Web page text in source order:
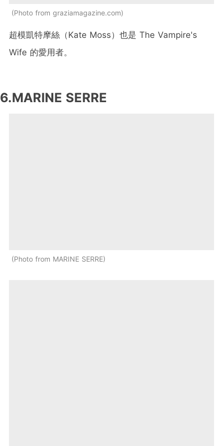
Photo from graziamagazine.com
超模凱特摩絲（Kate Moss）也是 The Vampire's
Wife 的愛用者。
6.MARINE SERRE
Photo from MARINE SERRE